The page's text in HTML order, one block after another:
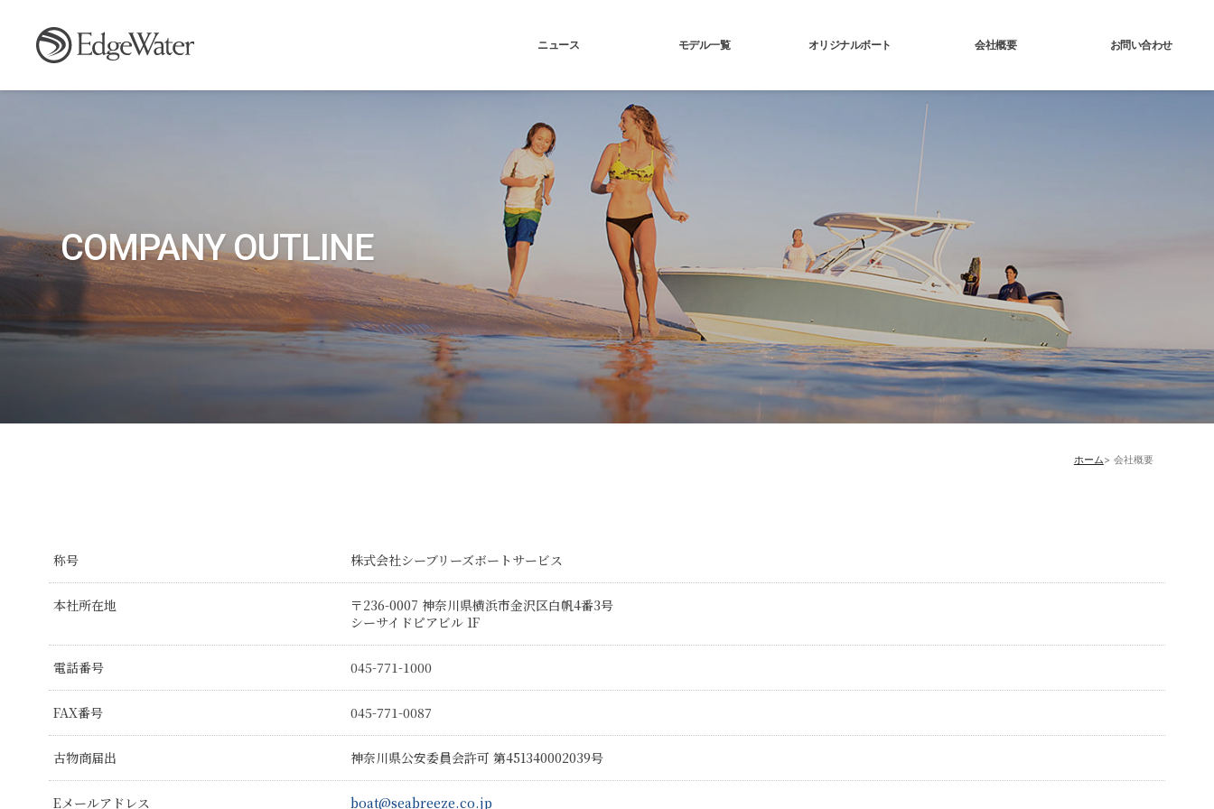
ニュース モデル一覧 オリジナルボート 会社概要 お問い合わせ
COMPANY OUTLINE
ホーム 会社概要
称号 株式会社シーブリーズボートサービス
本社所在地 〒236-0007 神奈川県横浜市金沢区白帆4番3号
シーサイドピアビル 1F
電話番号 045-771-1000
FAX番号 045-771-0087
古物商届出 神奈川県公安委員会許可 第451340002039号
Eメールアドレス boat@seabreeze.co.jp